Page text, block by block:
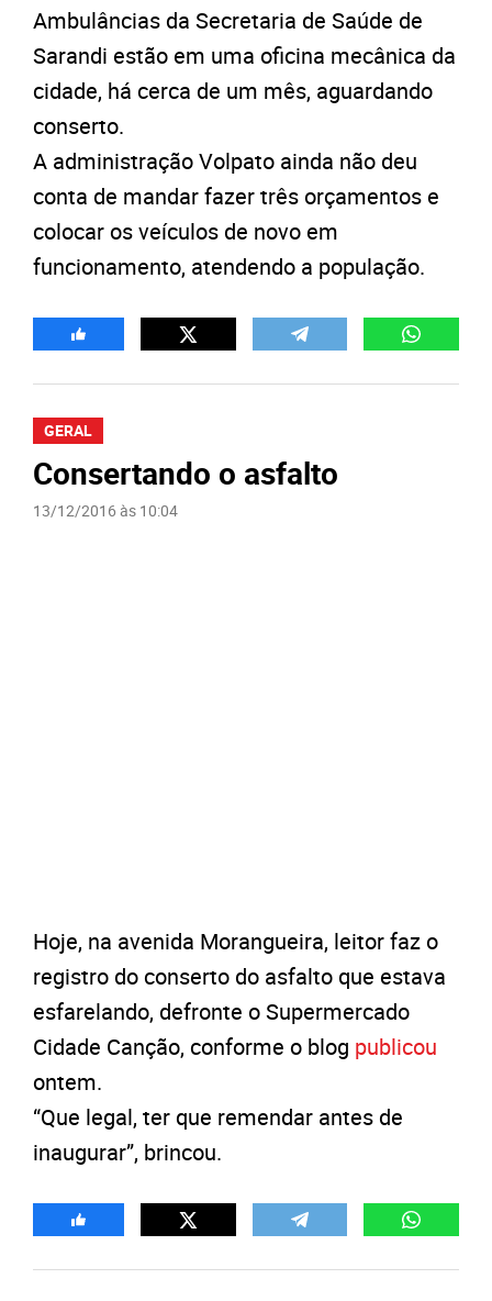
Ambulâncias da Secretaria de Saúde de
Sarandi estão em uma oficina mecânica da
cidade, há cerca de um mês, aguardando
conserto.
A administração Volpato ainda não deu
conta de mandar fazer três orçamentos e
colocar os veículos de novo em
funcionamento, atendendo a população.
GERAL
Consertando o asfalto
13/12/2016 às 10:04
Hoje, na avenida Morangueira, leitor faz o
registro do conserto do asfalto que estava
esfarelando, defronte o Supermercado
Cidade Canção, conforme o blog publicou
ontem.
“Que legal, ter que remendar antes de
inaugurar”, brincou.